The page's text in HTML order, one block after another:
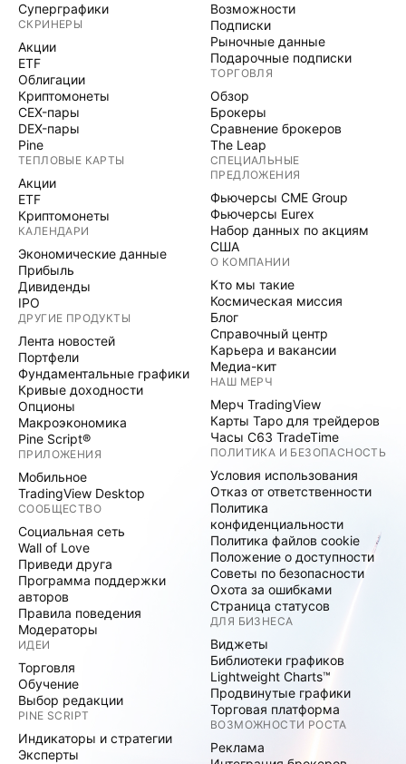
Суперграфики
СКРИНЕРЫ
Акции
ETF
Облигации
Криптомонеты
CEX-пары
DEX-пары
Pine
ТЕПЛОВЫЕ КАРТЫ
Акции
ETF
Криптомонеты
КАЛЕНДАРИ
Экономические данные
Прибыль
Дивиденды
IPO
ДРУГИЕ ПРОДУКТЫ
Лента новостей
Портфели
Фундаментальные графики
Кривые доходности
Опционы
Макроэкономика
Pine Script®
ПРИЛОЖЕНИЯ
Мобильное
TradingView Desktop
СООБЩЕСТВО
Социальная сеть
Wall of Love
Приведи друга
Программа поддержки
авторов
Правила поведения
Модераторы
ИДЕИ
Торговля
Обучение
Выбор редакции
PINE SCRIPT
Индикаторы и стратегии
Эксперты
Возможности
Подписки
Рыночные данные
Подарочные подписки
ТОРГОВЛЯ
Обзор
Брокеры
Сравнение брокеров
The Leap
СПЕЦИАЛЬНЫЕ
ПРЕДЛОЖЕНИЯ
Фьючерсы CME Group
Фьючерсы Eurex
Набор данных по акциям
США
О КОМПАНИИ
Кто мы такие
Космическая миссия
Блог
Справочный центр
Карьера и вакансии
Медиа-кит
НАШ МЕРЧ
Мерч TradingView
Карты Таро для трейдеров
Часы C63 TradeTime
ПОЛИТИКА И БЕЗОПАСНОСТЬ
Условия использования
Отказ от ответственности
Политика
конфиденциальности
Политика файлов cookie
Положение о доступности
Советы по безопасности
Охота за ошибками
Страница статусов
ДЛЯ БИЗНЕСА
Виджеты
Библиотеки графиков
Lightweight Charts™
Продвинутые графики
Торговая платформа
ВОЗМОЖНОСТИ РОСТА
Реклама